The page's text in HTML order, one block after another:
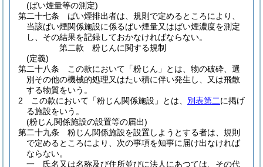
(ばい煙量等の測定)
第二十七条
ばい煙排出者は、規則で定めるところにより、
当該ばい煙関係施設に係るばい煙量又はばい煙濃度を測定
し、その結果を記録しておかなければならない。
第二款
粉じんに関する規制
(定義)
第二十八条
この款において「粉じん」とは、物の破砕、選
別その他の機械的処理又はたい積に伴い発生し、又は飛散
する物質をいう。
2
この款において「粉じん関係施設」とは、 別表第二に掲げ
る施設をいう。
(粉じん関係施設の設置等の届出)
第二十九条
粉じん関係施設を設置しようとする者は、規則
で定めるところにより、次の事項を知事に届け出なければ
ならない。
一
氏名又は名称及び住所並びに法人にあつては、その代